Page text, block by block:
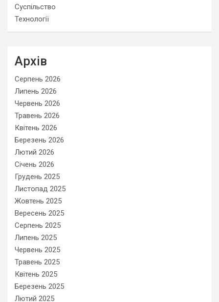
Суспільство
Технології
Архів
Серпень 2026
Липень 2026
Червень 2026
Травень 2026
Квітень 2026
Березень 2026
Лютий 2026
Січень 2026
Грудень 2025
Листопад 2025
Жовтень 2025
Вересень 2025
Серпень 2025
Липень 2025
Червень 2025
Травень 2025
Квітень 2025
Березень 2025
Лютий 2025